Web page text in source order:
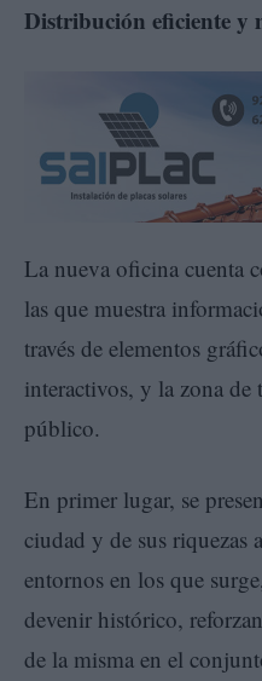
Distribución eficiente y
La nueva oficina cuenta
las que muestra
través de elementos
interactivos, y la zona de
público.
En primer lugar, se
ciudad y de sus riquezas
entornos en los que
devenir histórico,
de la misma en el